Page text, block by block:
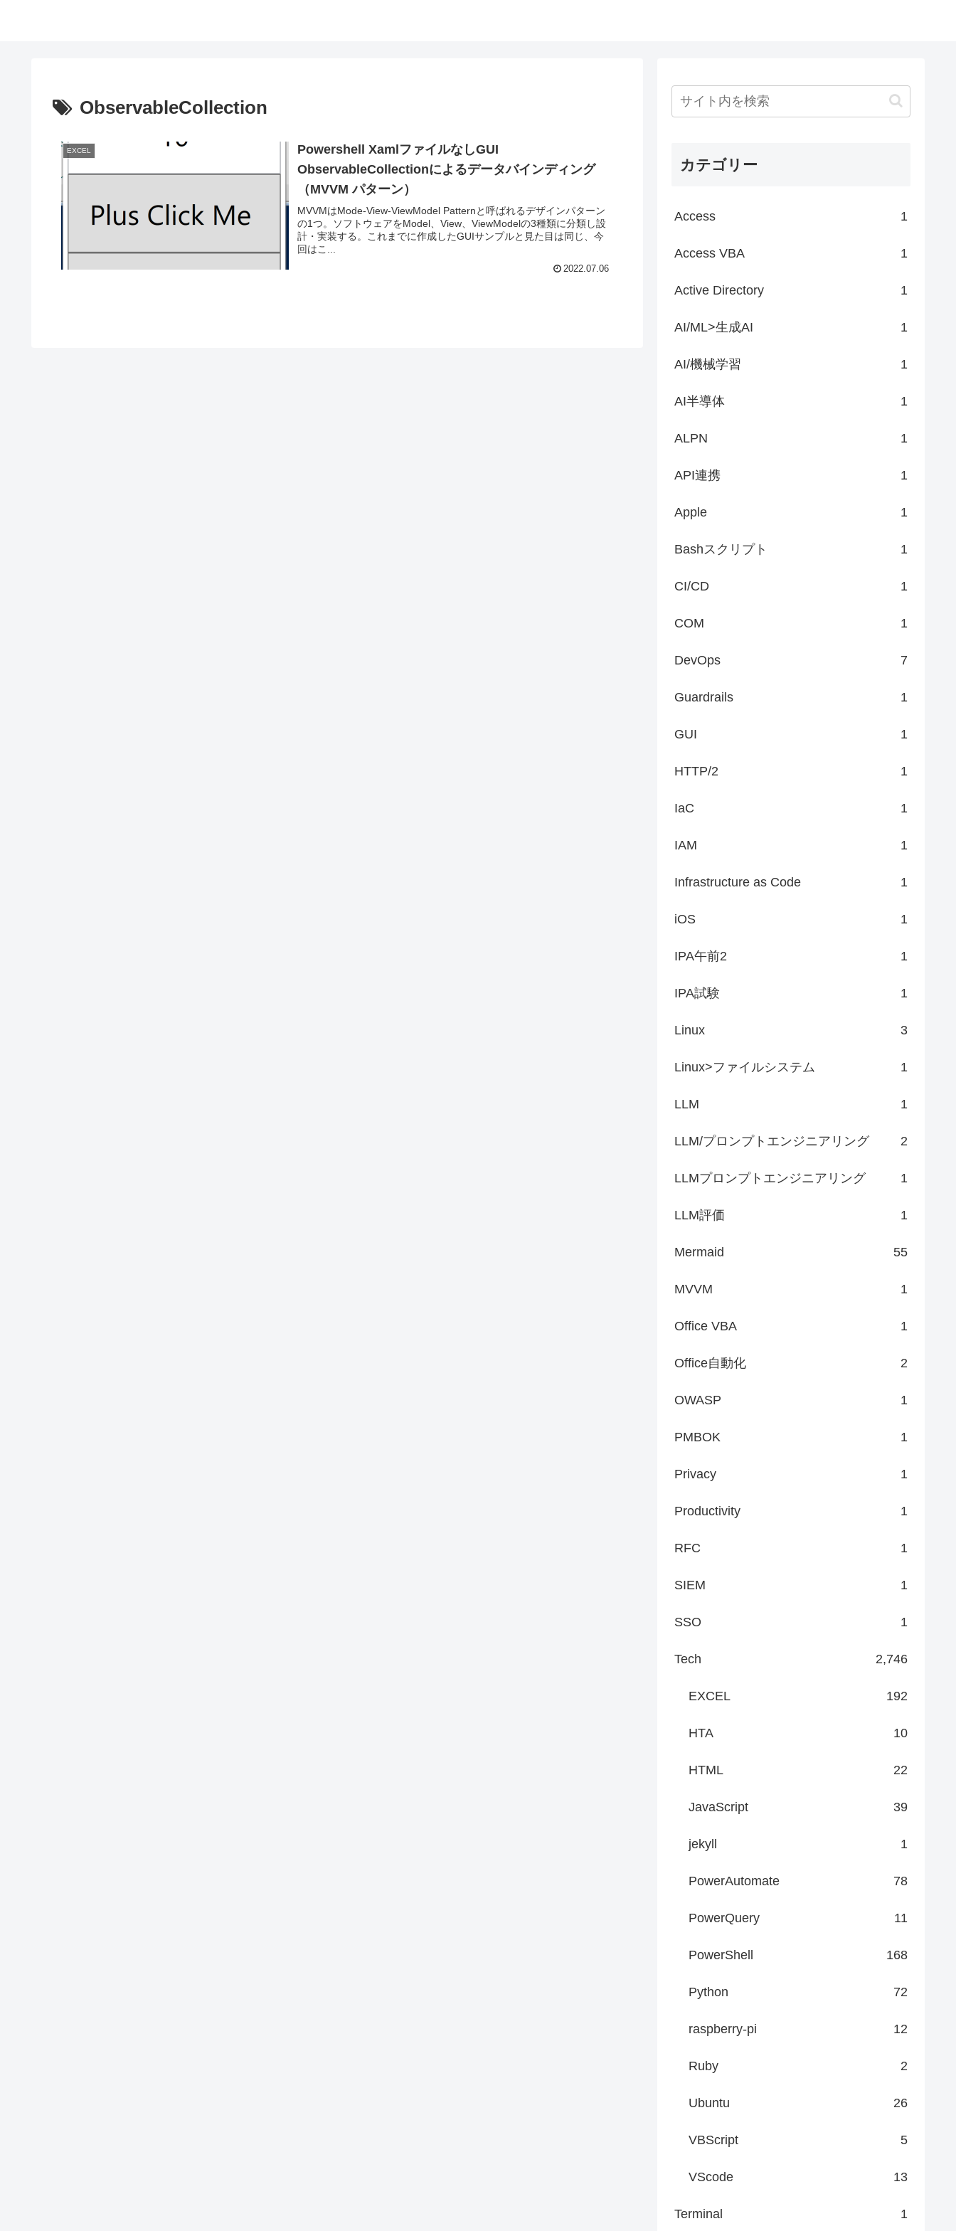
ObservableCollection
EXCEL
Powershell XamlファイルなしGUI
ObservableCollectionによるデータバインディング
（MVVM パターン）
MVVMはMode-View-ViewModel Patternと呼ばれるデザインパターン
の1つ。ソフトウェアをModel、View、ViewModelの3種類に分類し設
計・実装する。これまでに作成したGUIサンプルと見た目は同じ、今
回はこ...
2022.07.06
カテゴリー
Access 1
Access VBA 1
Active Directory 1
AI/ML>生成AI 1
AI/機械学習 1
AI半導体 1
ALPN 1
API連携 1
Apple 1
Bashスクリプト 1
CI/CD 1
COM 1
DevOps 7
Guardrails 1
GUI 1
HTTP/2 1
IaC 1
IAM 1
Infrastructure as Code 1
iOS 1
IPA午前2 1
IPA試験 1
Linux 3
Linux>ファイルシステム 1
LLM 1
LLM/プロンプトエンジニアリング 2
LLMプロンプトエンジニアリング 1
LLM評価 1
Mermaid 55
MVVM 1
Office VBA 1
Office自動化 2
OWASP 1
PMBOK 1
Privacy 1
Productivity 1
RFC 1
SIEM 1
SSO 1
Tech 2,746
EXCEL 192
HTA 10
HTML 22
JavaScript 39
jekyll 1
PowerAutomate 78
PowerQuery 11
PowerShell 168
Python 72
raspberry-pi 12
Ruby 2
Ubuntu 26
VBScript 5
VScode 13
Terminal 1